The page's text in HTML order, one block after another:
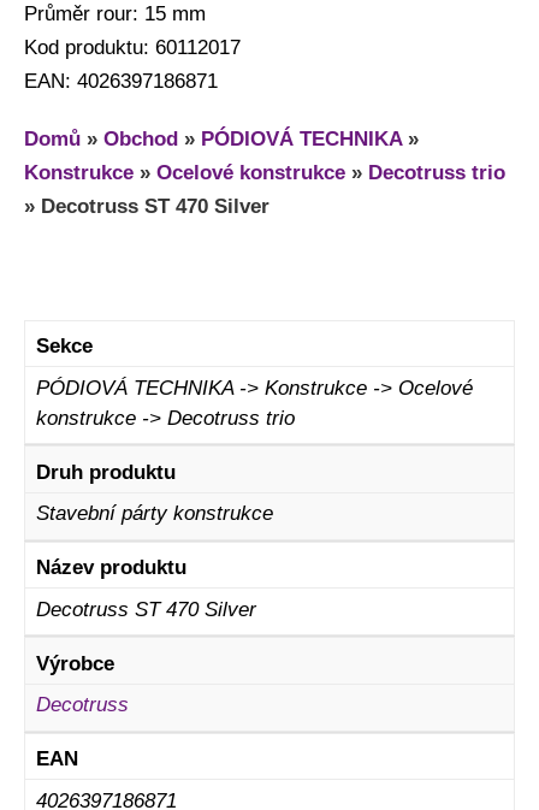
Průměr rour: 15 mm
Kod produktu: 60112017
EAN: 4026397186871
Domů » Obchod » PÓDIOVÁ TECHNIKA»
Konstrukce » Ocelové konstrukce » Decotruss trio
» Decotruss ST 470 Silver
Sekce
PÓDIOVÁ TECHNIKA -> Konstrukce -> Ocelové
konstrukce -> Decotruss trio
Druh produktu
Stavební párty konstrukce
Název produktu
Decotruss ST 470 Silver
Výrobce
Decotruss
EAN
4026397186871